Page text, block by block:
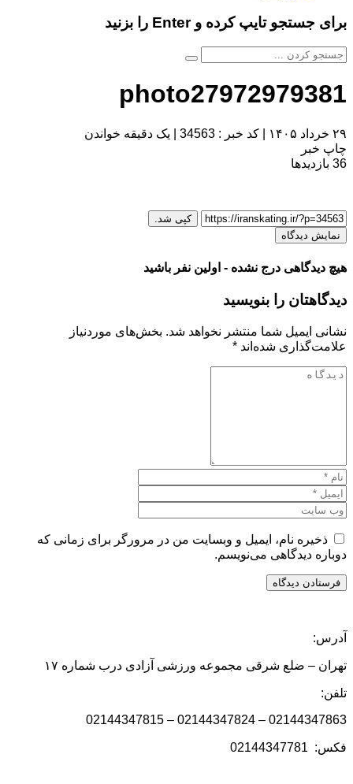
برای جستجو تایپ کرده و Enter را بزنید
photo27972979381
۲۹ خرداد ۱۴۰۵ کد خبر : 34563
یک دقیقه خواندن
چاپ خبر
36 بازدیدها
کپی شد.
نمایش دیدگاه
هیچ دیدگاهی درج نشده - اولین نفر باشید
دیدگاهتان را بنویسید
نشانی ایمیل شما منتشر نخواهد شد. بخش‌های موردنیاز
علامت‌گذاری شده‌اند *
ذخیره نام، ایمیل و وبسایت من در مرورگر برای زمانی که
دوباره دیدگاهی می‌نویسم.
آدرس:
تهران – ضلع شرقی مجموعه ورزشی آزادی درب شماره ۱۷
تلفن:
02144347863 – 02144347824 – 02144347815
فکس: 02144347781